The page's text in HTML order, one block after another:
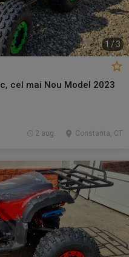
1 /3
cel mai Nou Model 2023
Constanta, CT
2 aug.